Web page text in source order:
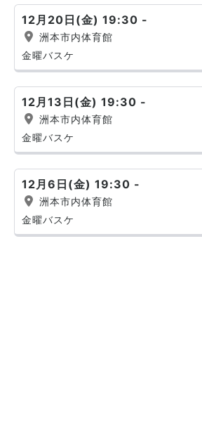
12月20日(金) 19:30 -
洲本市内体育館
金曜バスケ
12月13日(金) 19:30 -
洲本市内体育館
金曜バスケ
12月6日(金) 19:30 -
洲本市内体育館
金曜バスケ